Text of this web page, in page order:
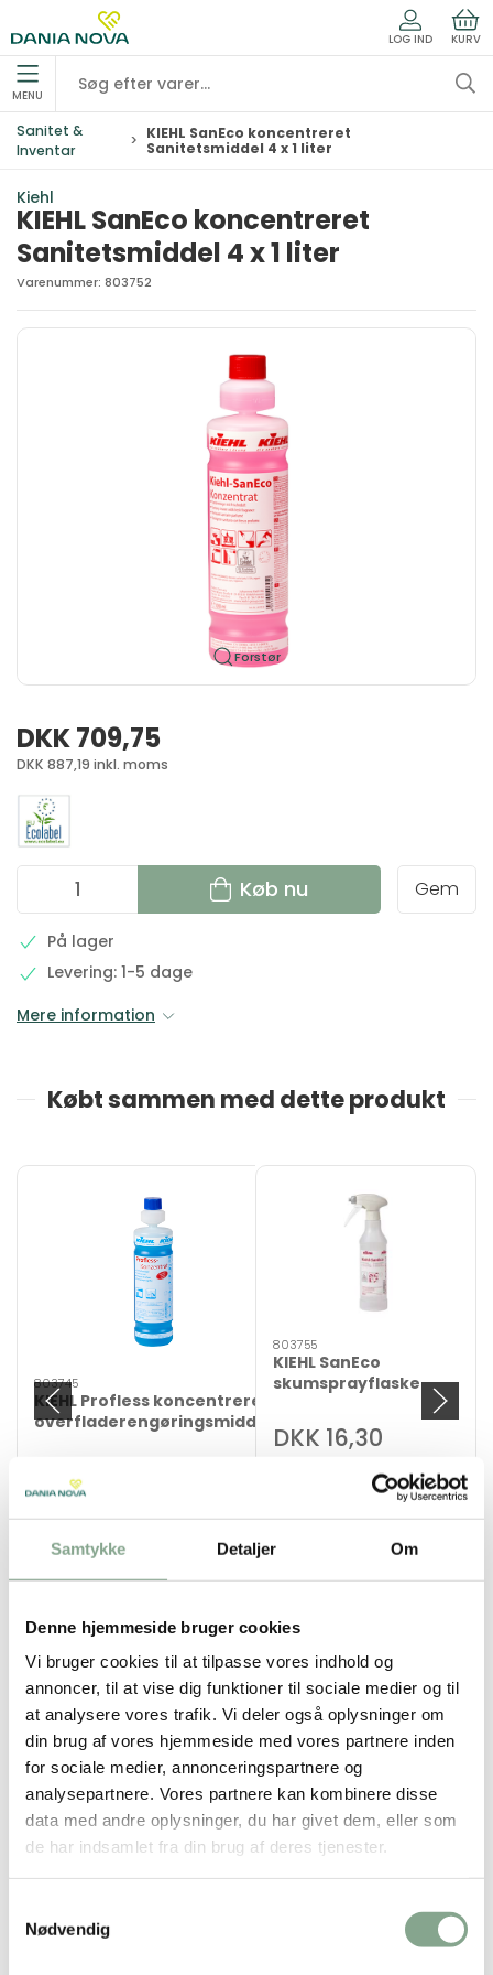
Samtykke Detaljer Om
Denne hjemmeside bruger cookies
Vi bruger cookies til at tilpasse vores indhold og
annoncer, til at vise dig funktioner til sociale medier og til
at analysere vores trafik. Vi deler også oplysninger om
din brug af vores hjemmeside med vores partnere inden
for sociale medier, annonceringspartnere og
analysepartnere. Vores partnere kan kombinere disse
data med andre oplysninger, du har givet dem, eller som
de har indsamlet fra din brug af deres tjenester.
Nødvendig
LOG IND KURV
MENU
Sanitet &
Inventar
KIEHL SanEco koncentreret
Sanitetsmiddel 4 x 1 liter
Kiehl
KIEHL SanEco koncentreret
Sanitetsmiddel 4 x 1 liter
Varenummer: 803752
Forstør
DKK 709,75
DKK 887,19 inkl. moms
Køb nu Gem
På lager
Levering: 1-5 dage
Mere information
Købt sammen med dette produkt
803745
KIEHL Profless koncentreret
overfladerengøringsmiddel
DKK 649,40
DKK 811,75 inkl. moms
Køb nu
På lager
803755
KIEHL SanEco
skumsprayflaske
DKK 16,30
Køb nu
Bestsælgende varer i Sanitet &
Inventar